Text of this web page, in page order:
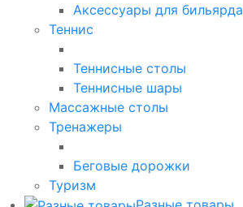
Аксессуары для бильярда
Теннис
Теннисные столы
Теннисные шары
Массажные столы
Тренажеры
Беговые дорожки
Туризм